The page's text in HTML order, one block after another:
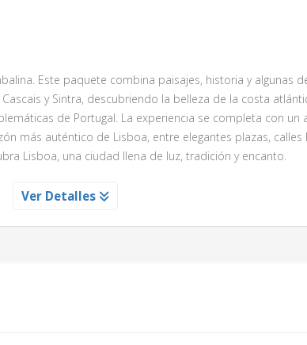
Este paquete combina paisajes, historia y algunas
y Sintra, descubriendo la belleza de la costa
de Portugal. La experiencia se completa con un
más auténtico de Lisboa, entre elegantes plazas, calles
Lisboa, una ciudad llena de luz, tradición y encanto.
POMBALINA
Ver Detalles